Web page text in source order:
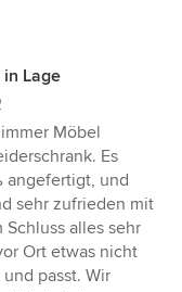
Lage
Möbel
Es
angefertigt, und
sehr zufrieden mit
alles sehr
Ort etwas nicht
passt. Wir